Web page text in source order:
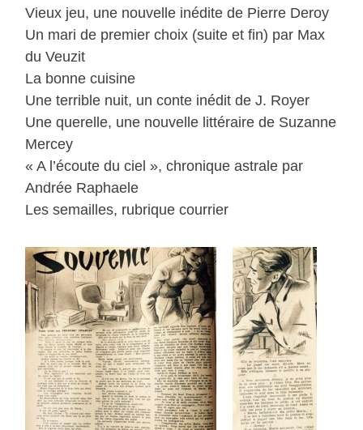
Vieux jeu, une nouvelle inédite de Pierre Deroy
Un mari de premier choix (suite et fin) par Max
du Veuzit
La bonne cuisine
Une terrible nuit, un conte inédit de J. Royer
Une querelle, une nouvelle littéraire de Suzanne
Mercey
« A l’écoute du ciel », chronique astrale par
Andrée Raphaele
Les semailles, rubrique courrier